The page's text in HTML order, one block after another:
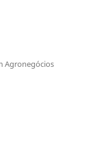
Agronegócios